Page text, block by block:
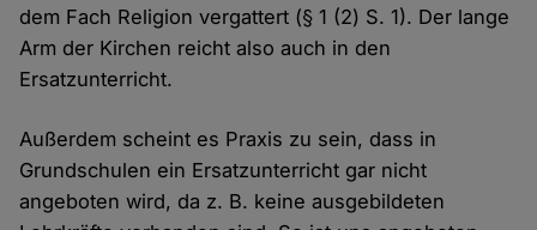
dem Fach Religion vergattert (§ 1 (2) S. 1). Der lange
Arm der Kirchen reicht also auch in den
Ersatzunterricht.
Außerdem scheint es Praxis zu sein, dass in
Grundschulen ein Ersatzunterricht gar nicht
angeboten wird, da z. B. keine ausgebildeten